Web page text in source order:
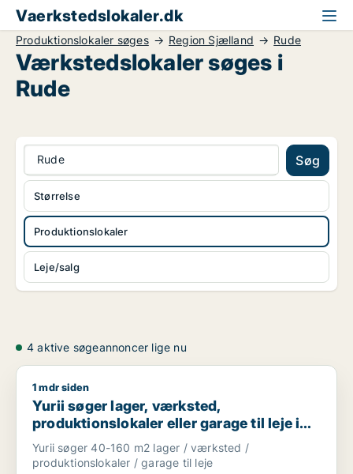
Vaerkstedslokaler.dk
Produktionslokaler søges Region Sjælland Rude
Værkstedslokaler søges i
Rude
Rude Søg
Produktionslokaler
Leje/salg
Størrelse
4 aktive søgeannoncer lige nu
Yurii søger lager, værksted, produktionslokaler eller garage
1 mdr siden
Yurii søger lager, værksted,
produktionslokaler eller garage til leje i
Region Sjælland
Yurii søger 40-160 m2 lager / værksted /
produktionslokaler / garage til leje